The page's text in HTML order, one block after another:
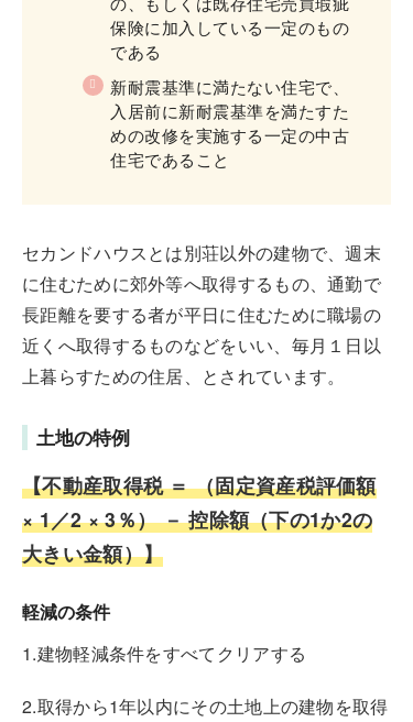
保険に加入している一定のもの
である
新耐震基準に満たない住宅で、
入居前に新耐震基準を満たすた
めの改修を実施する一定の中古
住宅であること
セカンドハウスとは別荘以外の建物で、週末
に住むために郊外等へ取得するもの、通勤で
長距離を要する者が平日に住むために職場の
近くへ取得するものなどをいい、毎月１日以
上暮らすための住居、とされています。
土地の特例
【不動産取得税 ＝ （固定資産税評価額
× 1／2 × 3％） － 控除額（下の1か2の
大きい金額）】
軽減の条件
1.建物軽減条件をすべてクリアする
2.取得から1年以内にその土地上の建物を取得